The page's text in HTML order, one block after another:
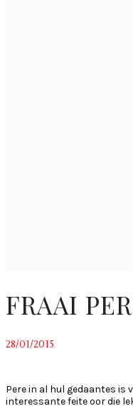
FRAAI
28/01/2015
Pere in al hul gedaantes is
interessante feite oor die